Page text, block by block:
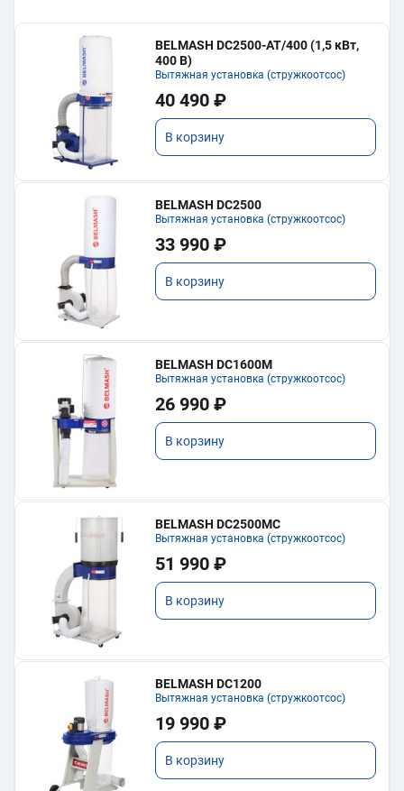
BELMASH DC2500-AT/400 (1,5 кВт,
400 В)
Вытяжная установка (стружкоотсос)
40 490 ₽
В корзину
BELMASH DC2500
Вытяжная установка (стружкоотсос)
33 990 ₽
В корзину
BELMASH DC1600M
Вытяжная установка (стружкоотсос)
26 990 ₽
В корзину
BELMASH DC2500MC
Вытяжная установка (стружкоотсос)
51 990 ₽
В корзину
BELMASH DC1200
Вытяжная установка (стружкоотсос)
19 990 ₽
В корзину